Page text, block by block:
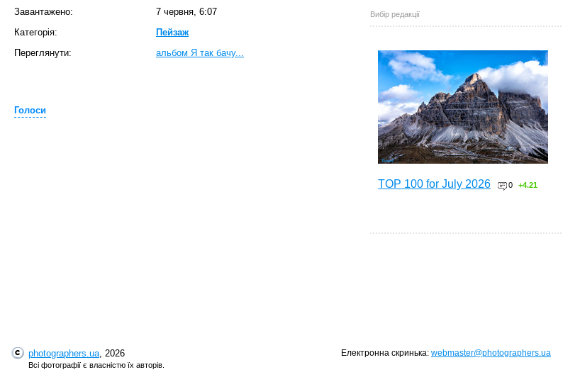
Завантажено:
7 червня, 6:07
Категорія:
Пейзаж
Переглянути:
альбом Я так бачу...
Голоси
Вибір редакції
TOP 100 for July 2026 0 +4.21
photographers.ua, 2026
Всі фотографії є власністю їх авторів.
Електронна скринька: webmaster@photographers.ua